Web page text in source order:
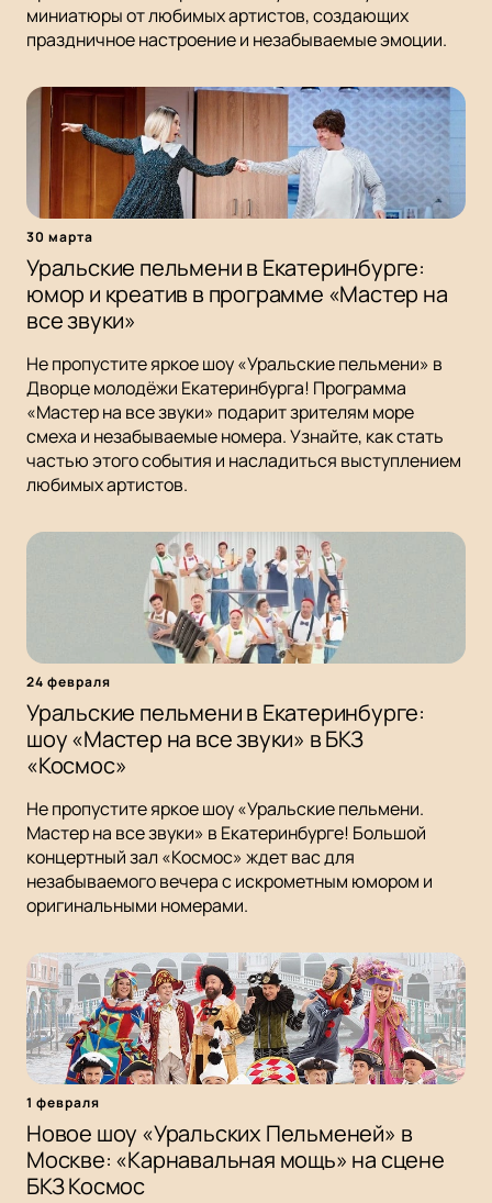
миниатюры от любимых артистов, создающих
праздничное настроение и незабываемые эмоции.
30 марта
Уральские пельмени в Екатеринбурге:
юмор и креатив в программе «Мастер на
все звуки»
Не пропустите яркое шоу «Уральские пельмени» в
Дворце молодёжи Екатеринбурга! Программа
«Мастер на все звуки» подарит зрителям море
смеха и незабываемые номера. Узнайте, как стать
частью этого события и насладиться выступлением
любимых артистов.
24 февраля
Уральские пельмени в Екатеринбурге:
шоу «Мастер на все звуки» в БКЗ
«Космос»
Не пропустите яркое шоу «Уральские пельмени.
Мастер на все звуки» в Екатеринбурге! Большой
концертный зал «Космос» ждет вас для
незабываемого вечера с искрометным юмором и
оригинальными номерами.
1 февраля
Новое шоу «Уральских Пельменей» в
Москве: «Карнавальная мощь» на сцене
БКЗ Космос